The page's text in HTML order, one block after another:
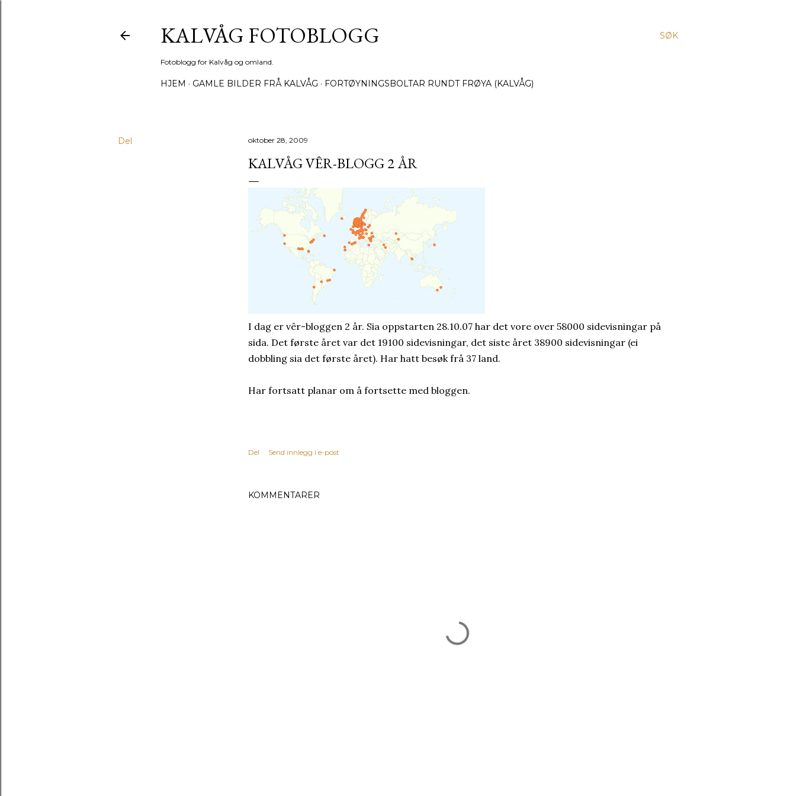
SØK
KALVÅG FOTOBLOGG
Fotoblogg for Kalvåg og omland.
HJEM GAMLE BILDER FRÅ KALVÅG FORTØYNINGSBOLTAR RUNDT FRØYA (KALVÅG)
Del oktober 28, 2009
KALVÅG VÊR-BLOGG 2 ÅR
I dag er vêr-bloggen 2 år. Sia oppstarten 28.10.07 har det vore over 58000 sidevisningar på
sida. Det første året var det 19100 sidevisningar, det siste året 38900 sidevisningar (ei
dobbling sia det første året). Har hatt besøk frå 37 land.
Har fortsatt planar om å fortsette med bloggen.
Del Send innlegg i e-post
KOMMENTARER